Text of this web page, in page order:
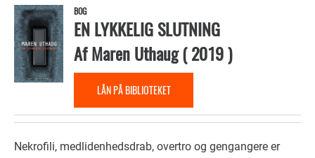
hovedindhold
BOG
EN LYKKELIG SLUTNING
AfMaren Uthaug(2019)
LÅN PÅ BIBLIOTEKET
Nekrofili, medlidenhedsdrab, overtro og gengangere er